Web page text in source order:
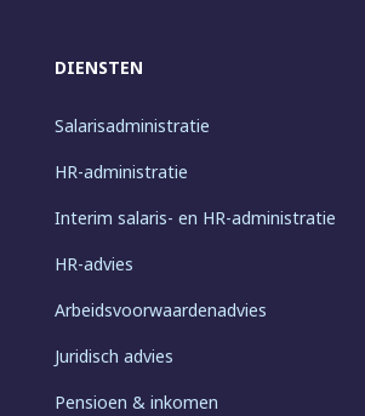
DIENSTEN
Salarisadministratie
HR-administratie
Interim salaris- en HR-administratie
HR-advies
Arbeidsvoorwaardenadvies
Juridisch advies
Pensioen & inkomen